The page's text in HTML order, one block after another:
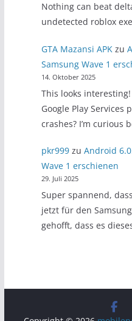
Nothing can beat
undetected roblox
GTA Mazansi APK zu
Samsung Wave 1
14. Oktober 2025
This looks
Google Play
crashes? I’m curious
pkr999 zuAndroid
Wave 1 erschienen
29. Juli 2025
Super spannend,
jetzt für den
gehofft, dass es